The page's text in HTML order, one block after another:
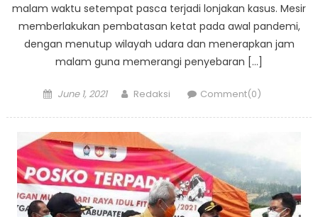
malam waktu setempat pasca terjadi lonjakan kasus. Mesir
memberlakukan pembatasan ketat pada awal pandemi,
dengan menutup wilayah udara dan menerapkan jam
malam guna memerangi penyebaran […]
Posted
June 1, 2021 Author
Redaksi Comment(0)